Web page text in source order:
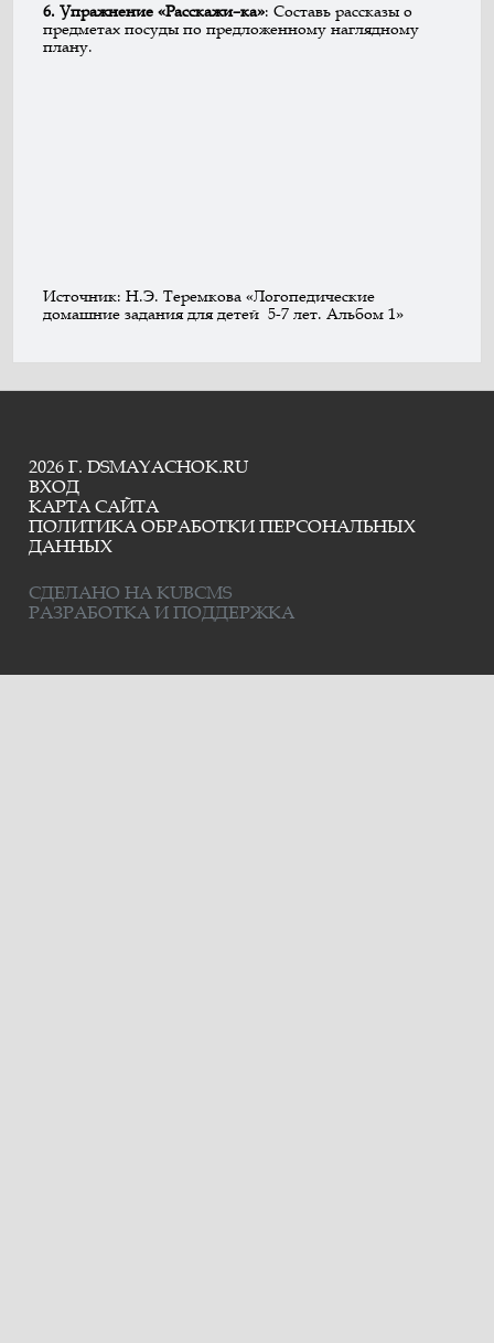
6.Упражнение «Расскажи–ка»: Составь рассказы о
предметах посуды по предложен­ному наглядному
плану.
Источник: Н.Э. Теремкова «Логопедические
домашние задания для детей 5-7 лет. Альбом 1»
2026 Г. DSMAYACHOK.RU
ВХОД
КАРТА САЙТА
ПОЛИТИКА ОБРАБОТКИ ПЕРСОНАЛЬНЫХ
ДАННЫХ
СДЕЛАНО НА KUBCMS
РАЗРАБОТКА И ПОДДЕРЖКА